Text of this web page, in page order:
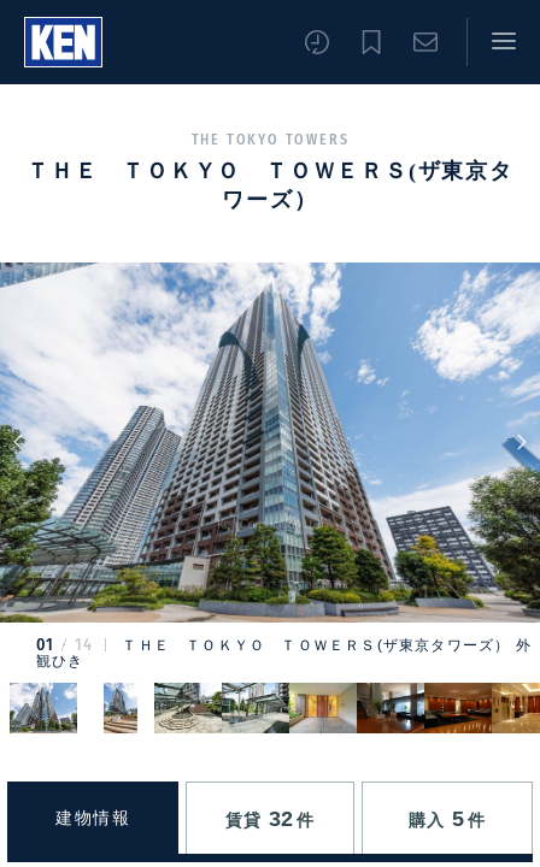
THE TOKYO TOWERS
ＴＨＥ ＴＯＫＹＯ ＴＯＷＥＲＳ(ザ東京タ
ワーズ）
01 14
ＴＨＥ ＴＯＫＹＯ ＴＯＷＥＲＳ(ザ東京タワーズ） 外
観ひき
建物情報 賃貸 32 件 購入 5 件